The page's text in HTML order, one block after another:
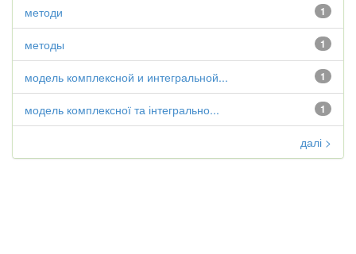
1
методи
1
методы
1
модель комплексной и интегральной...
1
модель комплексної та інтегрально...
далі >